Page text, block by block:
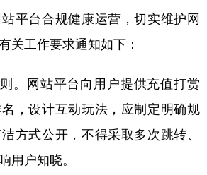
人居 信息化 数字经济
村振兴 银龄
娱乐 时尚 悦读
带一路 亚太网 上市公司
平台合规健康运营，切实维护网
关工作要求通知如下：
网站平台向用户提供充值打赏
，设计互动玩法，应制定明确规
方式公开，不得采取多次跳转、
用户知晓。